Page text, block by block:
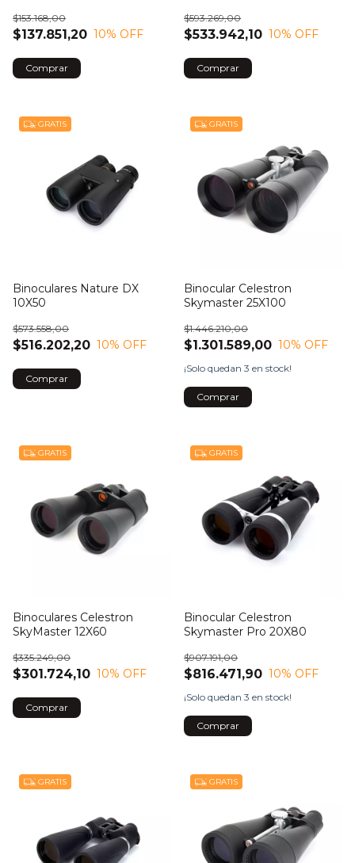
$137.851,20
$153.168,00
10% OFF
Comprar
$533.942,10
$593.269,00
10% OFF
GRATIS
Binoculares Nature DX
10X50
$516.202,20
$573.558,00
10% OFF
Comprar
GRATIS
Binocular Celestron
Skymaster 25X100
$1.301.589,00
$1.446.210,00
10% OFF
¡Solo quedan 3 en stock!
GRATIS
Binoculares Celestron
SkyMaster 12X60
$301.724,10
$335.249,00
10% OFF
GRATIS
Binocular Celestron
Skymaster Pro 20X80
$816.471,90
$907.191,00
10% OFF
¡Solo quedan 3 en stock!
GRATIS GRATIS